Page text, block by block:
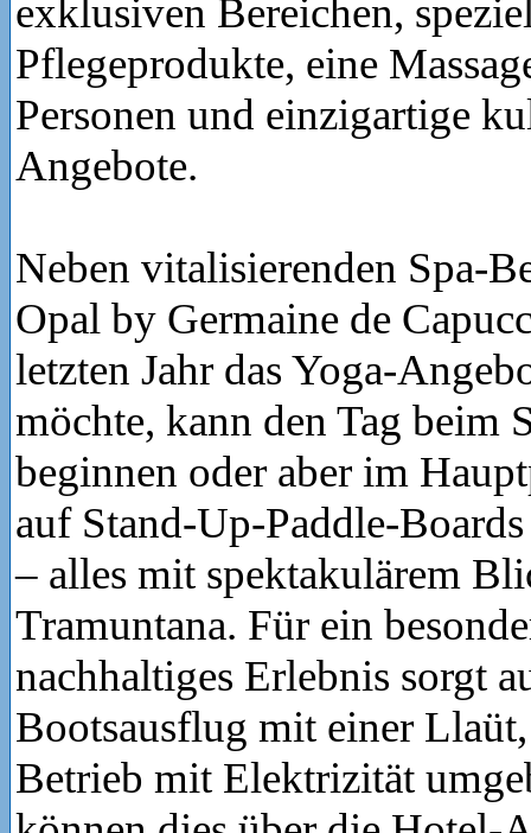
exklusiven Bereichen,
Pflegeprodukte, eine
Personen und einzigartige
Angebote.
Neben vitalisierenden Spa-
Opal by Germaine de
letzten Jahr das Yoga-
möchte, kann den Tag beim
beginnen oder aber im
auf Stand-Up-Paddle-
– alles mit spektakulärem
Tramuntana. Für ein
nachhaltiges Erlebnis sorgt
Bootsausflug mit einer
Betrieb mit Elektrizität